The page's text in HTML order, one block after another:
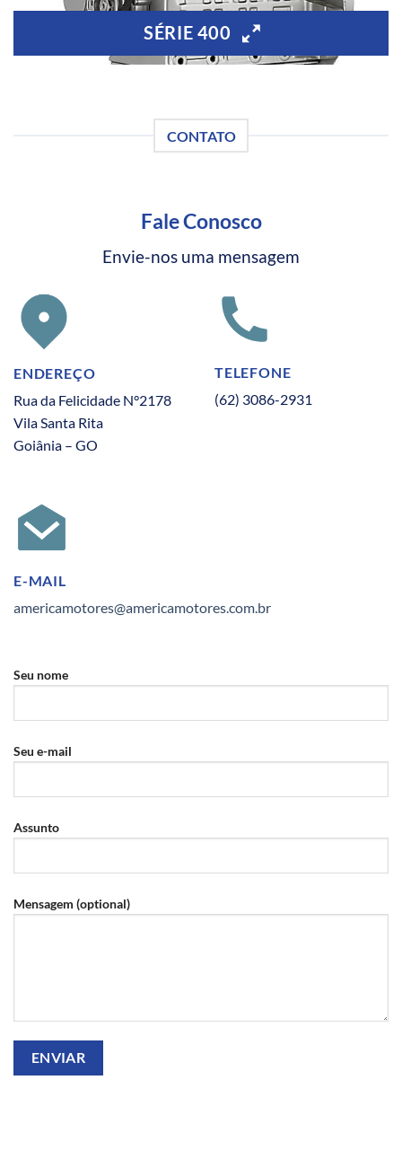
SÉRIE 400
CONTATO
Fale Conosco
Envie-nos uma mensagem
ENDEREÇO
Rua da Felicidade N°2178
Vila Santa Rita
Goiânia – GO
TELEFONE
(62) 3086-2931
E-MAIL
americamotores@americamotores.com.br
Seu nome
Seu e-mail
Assunto
Mensagem (optional)